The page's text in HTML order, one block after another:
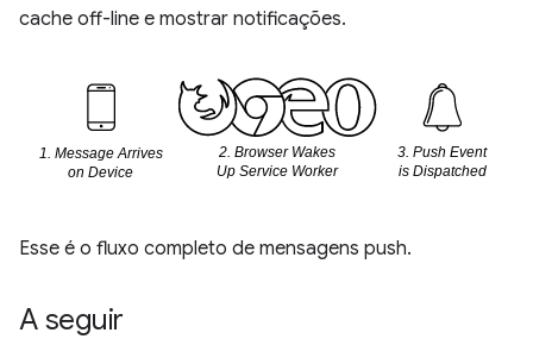
cache off-line e mostrar notificações.
Esse é o fluxo completo de mensagens push.
A seguir